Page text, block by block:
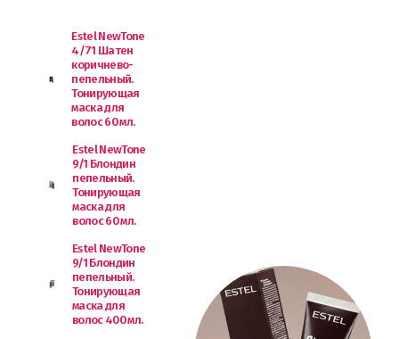
Estel NewTone
4/71 Шатен
коричнево-
пепельный.
Тонирующая
маска для
волос 60 мл.
Estel NewTone
9/1 Блондин
пепельный.
Тонирующая
маска для
волос 60 мл.
Estel NewTone
9/1 Блондин
пепельный.
Тонирующая
маска для
волос 400 мл.